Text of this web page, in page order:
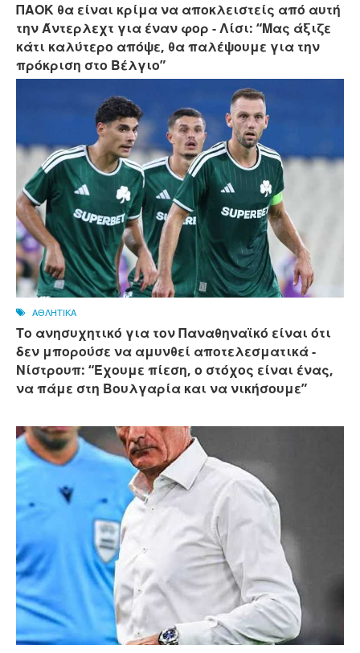
ΠΑΟΚ θα είναι κρίμα να αποκλειστείς από αυτή
την Άντερλεχτ για έναν φορ - ​​Λίσι: “Μας άξιζε
κάτι καλύτερο απόψε, θα παλέψουμε για την
πρόκριση στο Βέλγιο”
ΑΘΛΗΤΙΚΑ
Το ανησυχητικό για τον Παναθηναϊκό είναι ότι
δεν μπορούσε να αμυνθεί αποτελεσματικά -
Νίστρουπ: “Έχουμε πίεση, ο στόχος είναι ένας,
να πάμε στη Βουλγαρία και να νικήσουμε”